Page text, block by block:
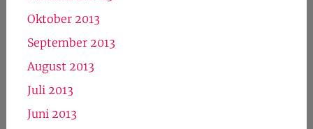
Oktober 2013
September 2013
August 2013
Juli 2013
Juni 2013